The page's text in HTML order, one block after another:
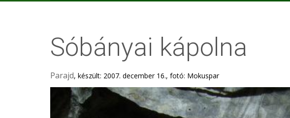
Sóbányai kápolna
Parajd, készült: 2007. december 16., fotó: Mokuspar